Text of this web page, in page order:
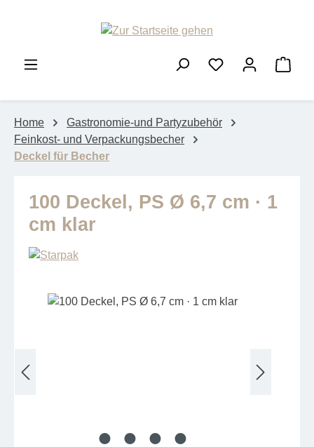
Home
Gastronomie-und Partyzubehör
Feinkost- und Verpackungsbecher
Deckel für Becher
100 Deckel, PS Ø 6,7 cm · 1
cm klar
Bildergalerie überspringen